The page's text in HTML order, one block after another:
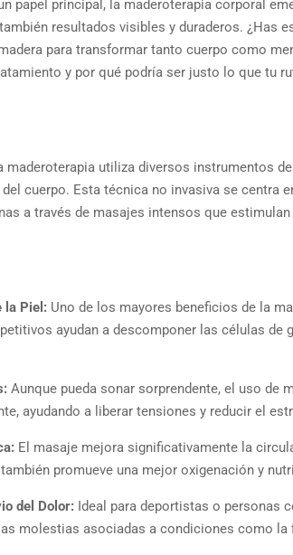
papel principal, la maderoterapia corporal
resultados visibles y duraderos. ¿Has
para transformar tanto cuerpo como
y por qué podría ser justo lo que tu
maderoterapia utiliza diversos instrumentos
cuerpo. Esta técnica no invasiva se centra
a través de masajes intensos que
la Piel: Uno de los mayores beneficios de la
ayudan a descomponer las células de
Aunque pueda sonar sorprendente, el uso de
ayudando a liberar tensiones y reducir el
El masaje mejora significativamente la
promueve una mejor oxigenación y
del Dolor: Ideal para deportistas o personas
molestias asociadas a condiciones como la